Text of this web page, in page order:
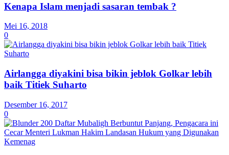
Kenapa Islam menjadi sasaran tembak ?
Mei 16, 2018
0
Airlangga diyakini bisa bikin jeblok Golkar lebih
baik Titiek Suharto
Desember 16, 2017
0